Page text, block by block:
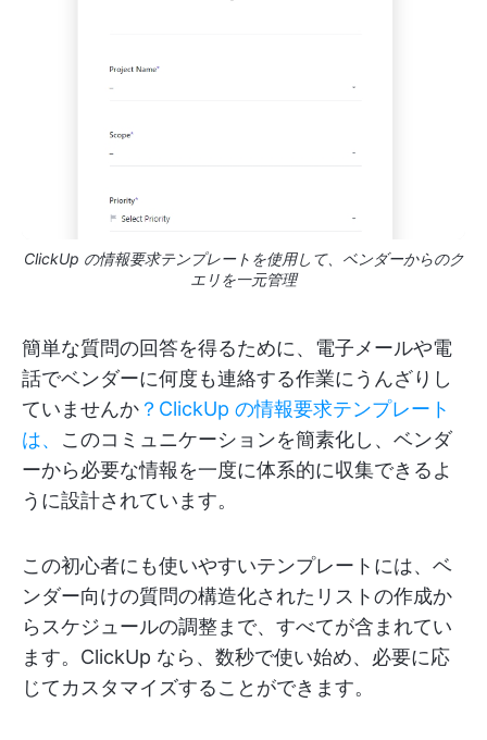
ClickUp の情報要求テンプレートを使用して、ベンダーからのク
エリを一元管理
簡単な質問の回答を得るために、電子メールや電
話でベンダーに何度も連絡する作業にうんざりし
ていませんか ？ClickUp の情報要求テンプレート
は、 このコミュニケーションを簡素化し、ベンダ
ーから必要な情報を一度に体系的に収集できるよ
うに設計されています。
この初心者にも使いやすいテンプレートには、ベ
ンダー向けの質問の構造化されたリストの作成か
らスケジュールの調整まで、すべてが含まれてい
ます。ClickUp なら、数秒で使い始め、必要に応
じてカスタマイズすることができます。